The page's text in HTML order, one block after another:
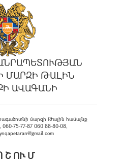
ՄԱՐԶԻ ԹԱԼԻՆ
ԱՎԱԳԱՆԻ
մարզի Թալին համայնք
75-77-87 060 88-80-08,
Շ ՈՒ Մ